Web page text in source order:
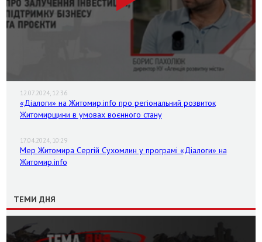
12.07.2024, 12:36
«Діалоги» на Житомир.info про регіональний розвиток
Житомирщини в умовах воєнного стану
17.04.2024, 10:29
Мер Житомира Сергій Сухомлин у програмі «Діалоги» на
Житомир.info
ТЕМИ ДНЯ